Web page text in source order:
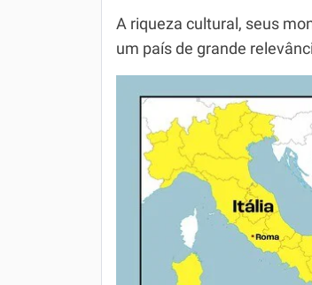
A riqueza cultural, seus
um país de grande